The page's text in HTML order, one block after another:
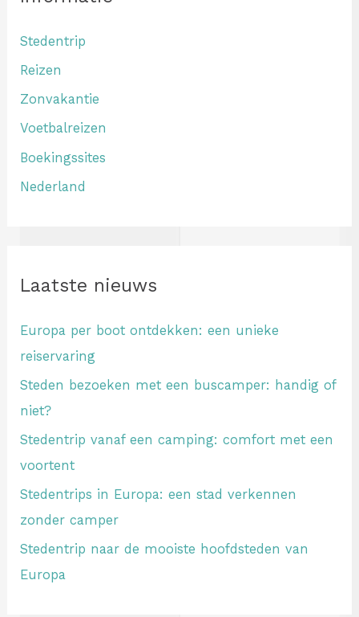
Stedentrip
Reizen
Zonvakantie
Voetbalreizen
Boekingssites
Nederland
Laatste nieuws
Europa per boot ontdekken: een unieke
reiservaring
Steden bezoeken met een buscamper: handig of
niet?
Stedentrip vanaf een camping: comfort met een
voortent
Stedentrips in Europa: een stad verkennen
zonder camper
Stedentrip naar de mooiste hoofdsteden van
Europa